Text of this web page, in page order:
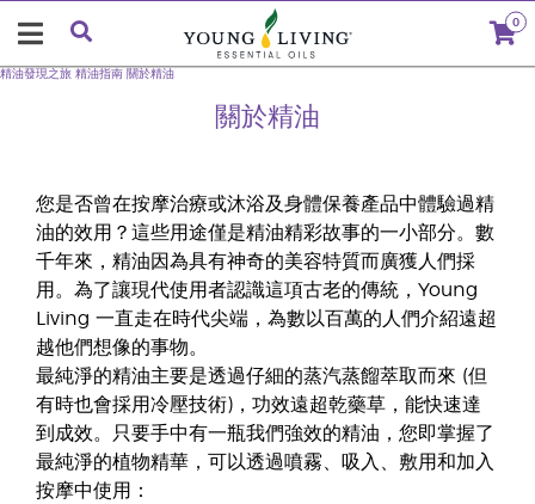
0
關於精油
精油發現之旅 精油指南 關於精油
您是否曾在按摩治療或沐浴及身體保養產品中體驗過精
油的效用？這些用途僅是精油精彩故事的一小部分。數
千年來，精油因為具有神奇的美容特質而廣獲人們採
用。為了讓現代使用者認識這項古老的傳統，Young
Living 一直走在時代尖端，為數以百萬的人們介紹遠超
越他們想像的事物。
最純淨的精油主要是透過仔細的蒸汽蒸餾萃取而來 (但
有時也會採用冷壓技術)，功效遠超乾藥草，能快速達
到成效。只要手中有一瓶我們強效的精油，您即掌握了
最純淨的植物精華，可以透過噴霧、吸入、敷用和加入
按摩中使用：